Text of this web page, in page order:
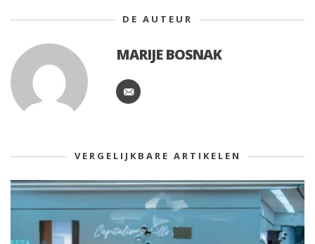
DE AUTEUR
MARIJE BOSNAK
VERGELIJKBARE ARTIKELEN